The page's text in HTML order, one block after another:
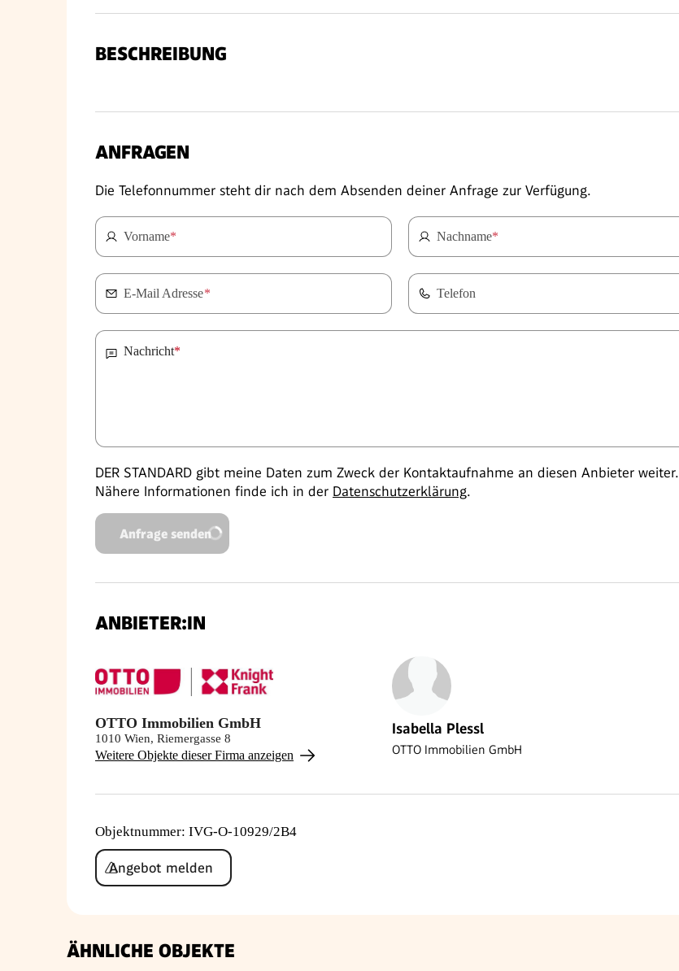
BESCHREIBUNG
ANFRAGEN
Die Telefonnummer steht dir nach dem Absenden deiner Anfrage zur Verfügung.
Vorname* Nachname*
E-Mail Adresse* Telefon
Nachricht*
DER STANDARD gibt meine Daten zum Zweck der Kontaktaufnahme an diesen Anbieter weiter.
Nähere Informationen finde ich in der Datenschutzerklärung.
Anfrage senden
ANBIETER:IN
OTTO Immobilien GmbH
1010 Wien, Riemergasse 8
Weitere Objekte dieser Firma anzeigen
Isabella Plessl
OTTO Immobilien GmbH
Objektnummer: IVG-O-10929/2B4
Angebot melden
ÄHNLICHE OBJEKTE